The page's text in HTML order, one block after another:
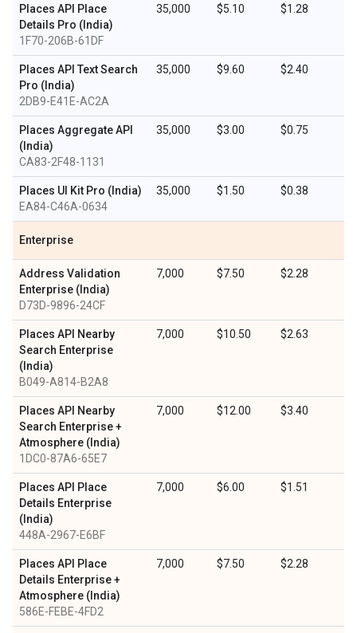
Places API Place
Details Pro (India)
1F70-206B-61DF
35,000 $5.10 $1.28
Places API Text Search
Pro (India)
2DB9-E41E-AC2A
35,000 $9.60 $2.40
Places Aggregate API
(India)
CA83-2F48-1131
35,000 $3.00 $0.75
Places UI Kit Pro (India)
EA84-C46A-0634
35,000 $1.50 $0.38
Enterprise
Address Validation
Enterprise (India)
D73D-9896-24CF
7,000 $7.50 $2.28
Places API Nearby
Search Enterprise
(India)
B049-A814-B2A8
7,000 $10.50 $2.63
Places API Nearby
Search Enterprise +
Atmosphere (India)
1DC0-87A6-65E7
7,000 $12.00 $3.40
Places API Place
Details Enterprise
(India)
448A-2967-E6BF
7,000 $6.00 $1.51
Places API Place
Details Enterprise +
Atmosphere (India)
586E-FEBE-4FD2
7,000 $7.50 $2.28